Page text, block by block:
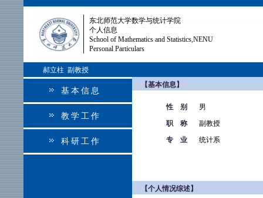
东北师范大学数学与统计学院
个人信息
School of Mathematics and Statistics,NENU
Personal Particulars
郝立柱 副教授
基本信息
教学工作
科研工作
【基本信息】
性 别
男
职 称
副教授
专 业
统计系
【个人情况综述】